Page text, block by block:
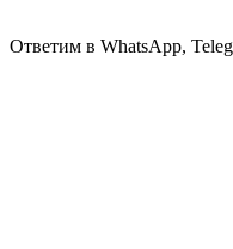
Ответим в WhatsApp,